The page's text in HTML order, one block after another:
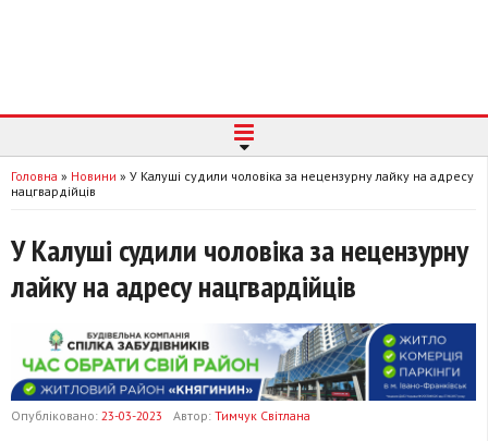
Головна » Новини » У Калуші судили чоловіка за нецензурну лайку на адресу
нацгвардійців
У Калуші судили чоловіка за нецензурну
лайку на адресу нацгвардійців
Опубліковано: 23-03-2023 Автор: Тимчук Світлана